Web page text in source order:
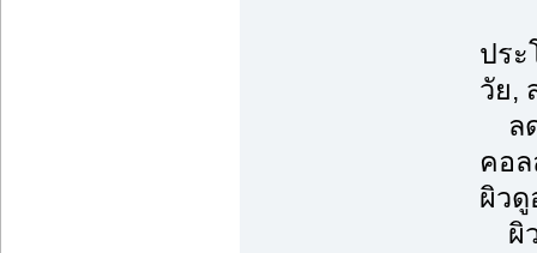
ปร
วัย,
ลด
คอล
ผิวดู
ผิว